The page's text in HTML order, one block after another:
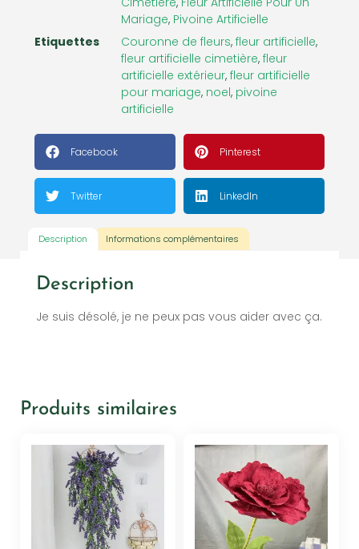
Mariage, Pivoine Artificielle
Etiquettes
Couronne de fleurs, fleur artificielle,
fleur artificielle cimetière, fleur
artificielle extérieur, fleur artificielle
pour mariage, noel, pivoine
artificielle
Facebook Pinterest
Twitter LinkedIn
Description Informations complémentaires
Description
Je suis désolé, je ne peux pas vous aider avec ça.
Produits similaires